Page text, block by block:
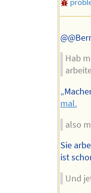
Hab
mal.
also
Sie
ist
Und